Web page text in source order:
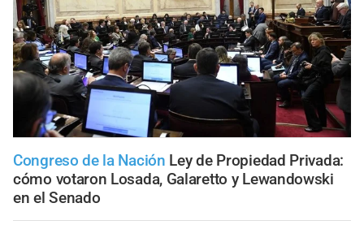
Congreso de la Nación Ley de Propiedad Privada:
cómo votaron Losada, Galaretto y Lewandowski
en el Senado